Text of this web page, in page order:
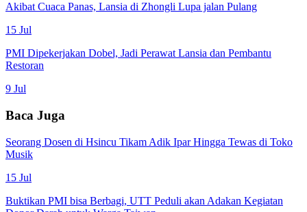
Akibat Cuaca Panas, Lansia di Zhongli Lupa jalan Pulang
15 Jul
PMI Dipekerjakan Dobel, Jadi Perawat Lansia dan Pembantu
Restoran
9 Jul
Baca Juga
Seorang Dosen di Hsincu Tikam Adik Ipar Hingga Tewas di Toko
Musik
15 Jul
Buktikan PMI bisa Berbagi, UTT Peduli akan Adakan Kegiatan